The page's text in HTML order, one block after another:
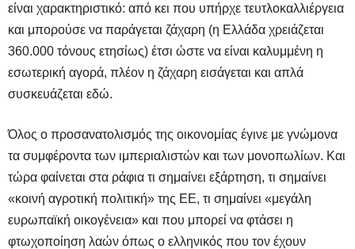
είναι χαρακτηριστικό: από κει που υπήρχε τευτλοκαλλιέργεια
και μπορούσε να παράγεται ζάχαρη (η Ελλάδα χρειάζεται
360.000 τόνους ετησίως) έτσι ώστε να είναι καλυμμένη η
εσωτερική αγορά, πλέον η ζάχαρη εισάγεται και απλά
συσκευάζεται εδώ.
Όλος ο προσανατολισμός της οικονομίας έγινε με γνώμονα
τα συμφέροντα των ιμπεριαλιστών και των μονοπωλίων. Και
τώρα φαίνεται στα ράφια τι σημαίνει εξάρτηση, τι σημαίνει
«κοινή αγροτική πολιτική» της ΕΕ, τι σημαίνει «μεγάλη
ευρωπαϊκή οικογένεια» και που μπορεί να φτάσει η
φτωχοποίηση λαών όπως ο ελληνικός που τον έχουν